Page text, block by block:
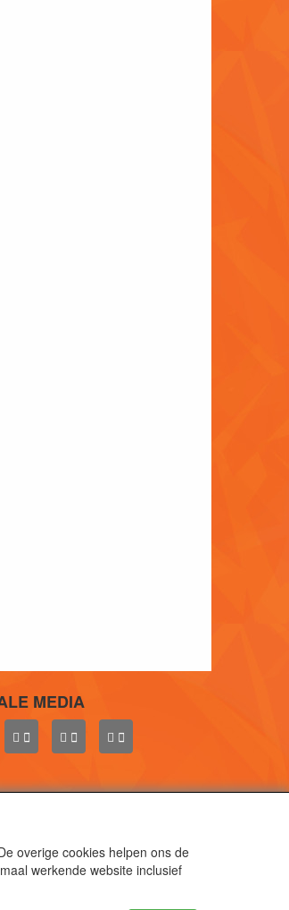
MEDIA
overige cookies helpen ons de
werkende website inclusief